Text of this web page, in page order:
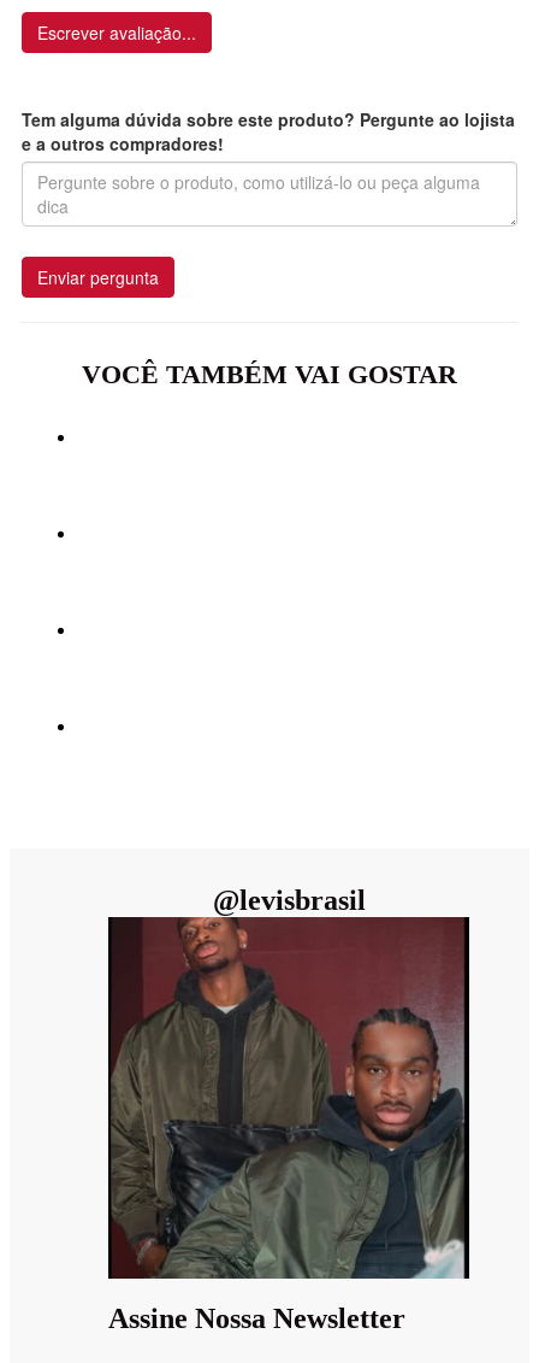
Escrever avaliação...
Tem alguma dúvida sobre este produto? Pergunte ao lojista
e a outros compradores!
Enviar pergunta
VOCÊ TAMBÉM VAI GOSTAR
@levisbrasil
Assine Nossa Newsletter